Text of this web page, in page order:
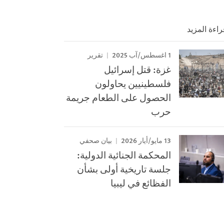
المزيد
1 اغسطس/آب 2025 تقرير
غزة: قتل إسرائيل
فلسطينيين يحاولون
الحصول على الطعام جريمة
حرب
13 مايو/أيار 2026 بيان صحفي
المحكمة الجنائية الدولية:
جلسة تاريخية أولى بشأن
الفظائع في ليبيا